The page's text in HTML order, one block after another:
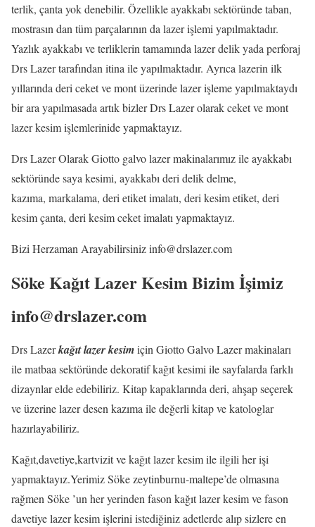
terlik, çanta yok denebilir. Özellikle ayakkabı sektöründe taban,
mostrasın dan tüm parçalarının da lazer işlemi yapılmaktadır.
Yazlık ayakkabı ve terliklerin tamamında lazer delik yada perforaj
Drs Lazer tarafından itina ile yapılmaktadır. Ayrıca lazerin ilk
yıllarında deri ceket ve mont üzerinde lazer işleme yapılmaktaydı
bir ara yapılmasada artık bizler Drs Lazer olarak ceket ve mont
lazer kesim işlemlerinide yapmaktayız.
Drs Lazer Olarak Giotto galvo lazer makinalarımız ile ayakkabı
sektöründe saya kesimi, ayakkabı deri delik delme,
kazıma, markalama, deri etiket imalatı, deri kesim etiket, deri
kesim çanta, deri kesim ceket imalatı yapmaktayız.
Bizi Herzaman Arayabilirsiniz info@drslazer.com
Söke Kağıt Lazer Kesim Bizim İşimiz
info@drslazer.com
Drs Lazerkağıt lazer kesimiçin Giotto Galvo Lazer makinaları
ile matbaa sektöründe dekoratif kağıt kesimi ile sayfalarda farklı
dizaynlar elde edebiliriz. Kitap kapaklarında deri, ahşap seçerek
ve üzerine lazer desen kazıma ile değerli kitap ve katologlar
hazırlayabiliriz.
Kağıt,davetiye,kartvizit ve kağıt lazer kesim ile ilgili her işi
yapmaktayız.Yerimiz Söke zeytinburnu-maltepe’de olmasına
rağmen Söke ’un her yerinden fason kağıt lazer kesim ve fason
davetiye lazer kesim işlerini istediğiniz adetlerde alıp sizlere en